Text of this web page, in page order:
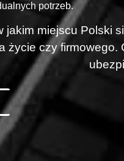
potrzeb.
jakim miejscu Polski
życie czy